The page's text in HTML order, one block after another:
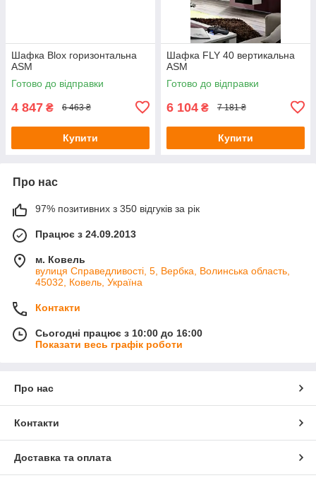
Шафка Blox горизонтальна
ASM
Готово до відправки
4 847 ₴ 6 463 ₴
Купити
Шафка FLY 40 вертикальна
ASM
Готово до відправки
6 104 ₴ 7 181 ₴
Купити
Про нас
97% позитивних з 350 відгуків за рік
Працює з 24.09.2013
м. Ковель
вулиця Справедливості, 5, Вербка, Волинська область,
45032, Ковель, Україна
Контакти
Сьогодні працює з 10:00 до 16:00
Показати весь графік роботи
Про нас
Контакти
Доставка та оплата